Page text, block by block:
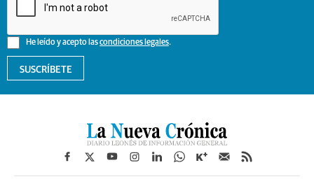
He leído y acepto lascondiciones legales.
SUSCRÍBETE